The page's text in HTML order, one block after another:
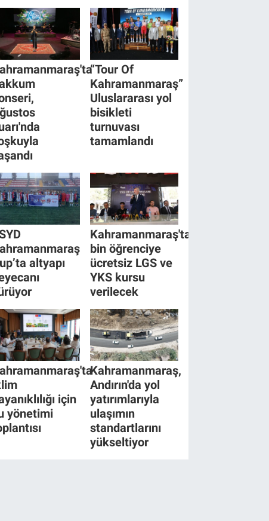
“Tour Of
Kahramanmaraş”
Uluslararası yol
bisikleti
turnuvası
tamamlandı
altyapı
Kahramanmaraş'ta
bin öğrenciye
ücretsiz LGS ve
YKS kursu
verilecek
için
yönetimi
Kahramanmaraş,
Andırın'da yol
yatırımlarıyla
ulaşımın
standartlarını
yükseltiyor